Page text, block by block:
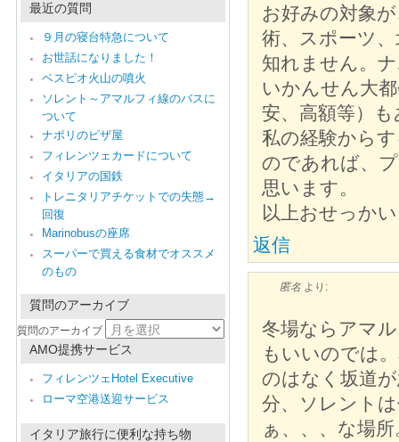
お好みの対象
術、スポーツ
知れません。
いかんせん大
安、高額等）
私の経験から
のであれば、
思います。
以上おせっか
返信
匿名 より:
冬場ならアマ
もいいのでは
のはなく坂道
分、ソレント
ぁ、、、な場
最近の質問
９月の寝台特急について
お世話になりました！
ベスピオ火山の噴火
ソレント～アマルフィ線のバスに
ついて
ナポリのピザ屋
フィレンツェカードについて
イタリアの国鉄
トレニタリアチケットでの失態→
回復
Marinobusの座席
スーパーで買える食材でオススメ
のもの
質問のアーカイブ
質問のアーカイブ
AMO提携サービス
フィレンツェHotel Executive
ローマ空港送迎サービス
イタリア旅行に便利な持ち物